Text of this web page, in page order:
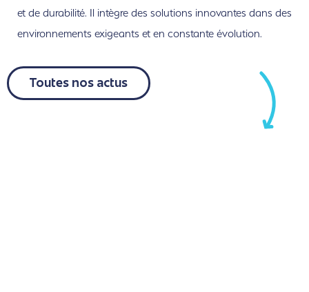
et de durabilité. Il intègre des solutions innovantes dans des
environnements exigeants et en constante évolution.
Toutes nos actus